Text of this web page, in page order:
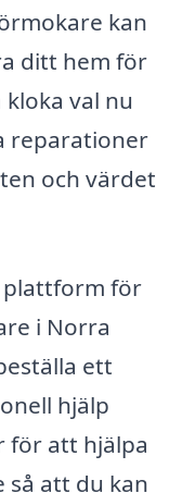
kan
ditt hem för
val nu
reparationer
och värdet
plattform för
i Norra
ett
hjälp
för att hjälpa
att du kan